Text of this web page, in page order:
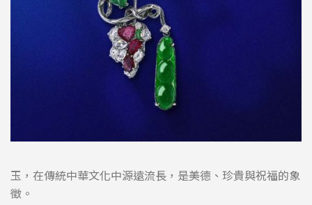
玉，在傳統中華文化中源遠流長，是美德、珍貴與祝福的象
徵。